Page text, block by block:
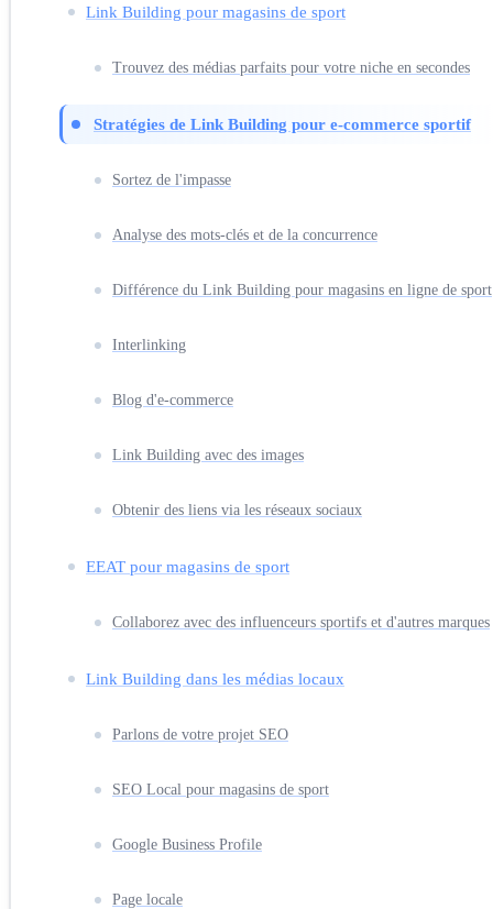
Link Building pour magasins de sport
Trouvez des médias parfaits pour votre niche en secondes
Stratégies de Link Building pour e-commerce sportif
Sortez de l'impasse
Analyse des mots-clés et de la concurrence
Différence du Link Building pour magasins en ligne de sport
Interlinking
Blog d'e-commerce
Link Building avec des images
Obtenir des liens via les réseaux sociaux
EEAT pour magasins de sport
Collaborez avec des influenceurs sportifs et d'autres marques
Link Building dans les médias locaux
Parlons de votre projet SEO
SEO Local pour magasins de sport
Google Business Profile
Page locale